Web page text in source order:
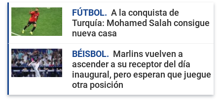
FÚTBOL
A la conquista de
Turquía: Mohamed Salah consigue
nueva casa
BÉISBOL
Marlins vuelven a
ascender a su receptor del día
inaugural, pero esperan que juegue
otra posición